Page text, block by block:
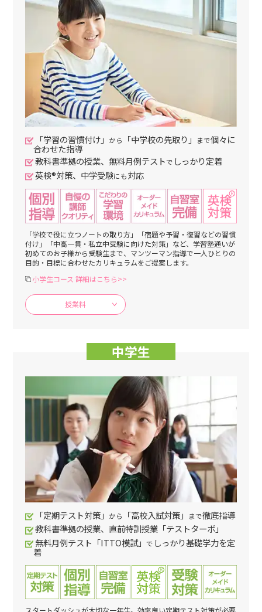
「学習の習慣付け」 から 「中学校の先取り」 まで個々に
合わせた指導
教科書準拠の授業、無料月例テストで しっかり定着
英検®対策、中学受験にも対応
「学校で役に立つノートの取り方」「宿題や予習・復習などの習慣
付け」「中高一貫・私立中受験に向けた対策」など、学習塾通いが
初めてのお子様から受験生まで、マンツーマン指導で一人ひとりの
目的・目標に合わせたカリキュラムをご提案します。
小学生コース 詳細はこちら>>
授業料
中学生
「定期テスト対策」 から 「高校入試対策」 まで徹底指導
教科書準拠の授業、直前特訓授業「テストターボ」
無料月例テスト「ITTO模試」 で しっかり基礎学力を定
着
スタートダッシュが大切な一年生。効率良い定期テスト対策が必要